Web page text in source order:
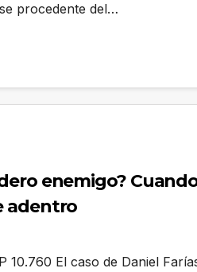
procedente del…
enemigo?
adentro
10.760 El caso de Daniel